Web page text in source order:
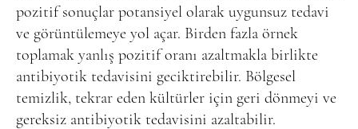
pozitif sonuçlar potansiyel olarak uygunsuz tedavi
ve görüntülemeye yol açar. Birden fazla örnek
toplamak yanlış pozitif oranı azaltmakla birlikte
antibiyotik tedavisini geciktirebilir. Bölgesel
temizlik, tekrar eden kültürler için geri dönmeyi ve
gereksiz antibiyotik tedavisini azaltabilir.